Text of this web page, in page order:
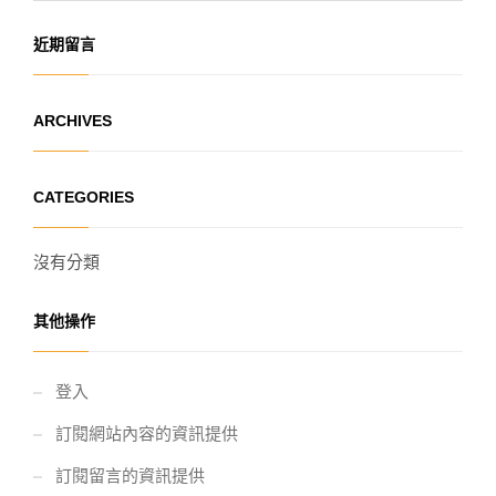
近期留言
ARCHIVES
CATEGORIES
沒有分類
其他操作
登入
訂閱網站內容的資訊提供
訂閱留言的資訊提供